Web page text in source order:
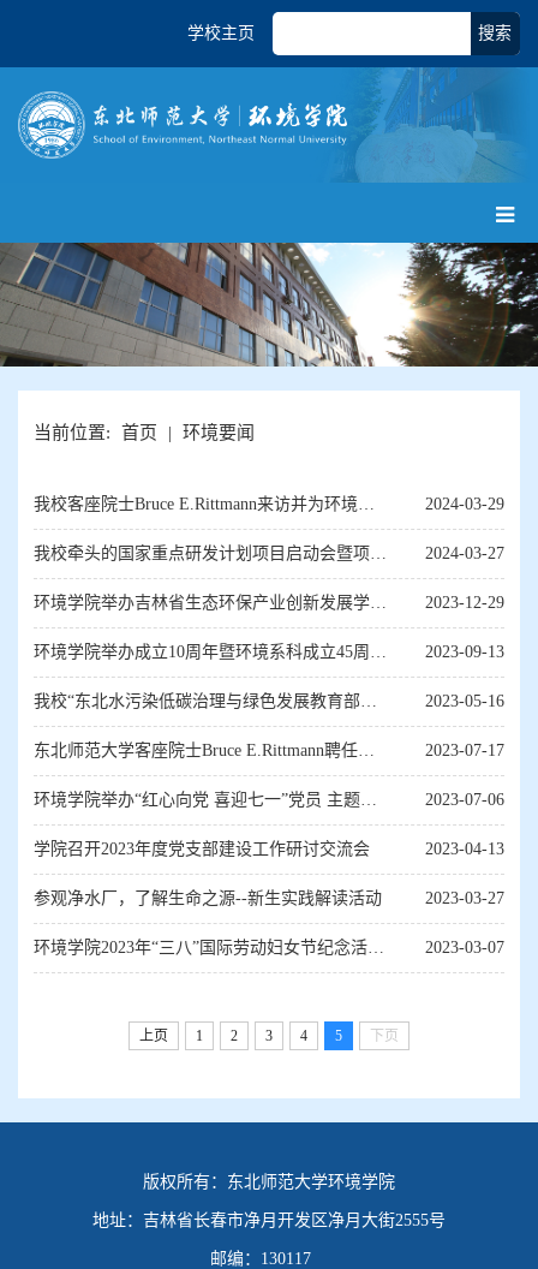
搜索
学校主页
当前位置: 首页 | 环境要闻
我校客座院士Bruce E.Rittmann来访并为环境学
院师生做学术报告
2024-03-29
我校牵头的国家重点研发计划项目启动会暨项目
实施方案论证会顺利召开
2024-03-27
环境学院举办吉林省生态环保产业创新发展学术
研讨会暨吉林省环境科学与工程博士后创新...
2023-12-29
环境学院举办成立10周年暨环境系科成立45周年
纪念活动
2023-09-13
我校“东北水污染低碳治理与绿色发展教育部工
程研究中心”建设计划论证会顺利召开
2023-05-16
东北师范大学客座院士Bruce E.Rittmann聘任仪
式暨院士工作室揭牌仪式在我校举行
2023-07-17
环境学院举办“红心向党 喜迎七一”党员 主题实
践教育活动暨学科建设研讨会
2023-07-06
学院召开2023年度党支部建设工作研讨交流会 2023-04-13
参观净水厂，了解生命之源--新生实践解读活动 2023-03-27
环境学院2023年“三八”国际劳动妇女节纪念活 2023-03-07
上页 1 2 3 4 5 下页
版权所有： 东北师范大学环境学院
地址： 吉林省长春市净月开发区净月大街2555号
邮编： 130117